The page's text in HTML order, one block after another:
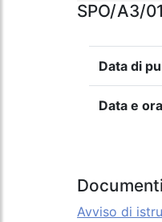
SPO/A3/
Data di
Data e
Avviso di